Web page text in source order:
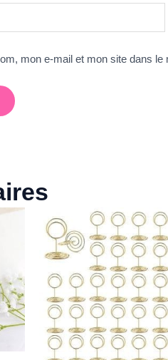
mon e-mail et mon site dans